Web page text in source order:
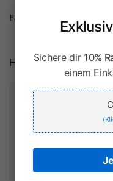
Farbabweichungen möglich!
Zahlung & Sicherheit
Ihr
speichern keine
Sichere dir 10%
einem